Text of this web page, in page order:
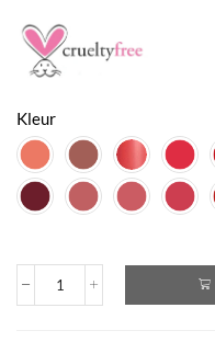
Kleur
Lippenstift